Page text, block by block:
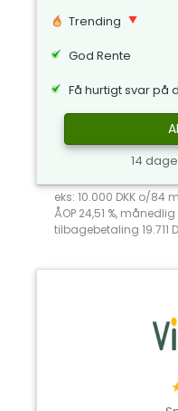
Trending
God Rente
Få hurtigt svar på
14
eks: 10.000 DKK o/84
ÅOP 24,51 %,
tilbagebetaling 19.711